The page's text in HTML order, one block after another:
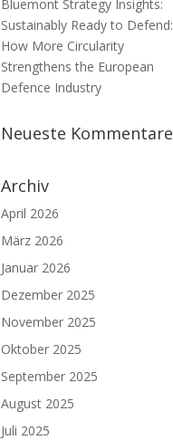
Bluemont Strategy Insights:
Sustainably Ready to Defend:
How More Circularity
Strengthens the European
Defence Industry
Neueste Kommentare
Archiv
April 2026
März 2026
Januar 2026
Dezember 2025
November 2025
Oktober 2025
September 2025
August 2025
Juli 2025